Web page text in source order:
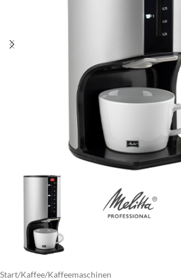
Start/Kaffee/Kaffeemaschinen